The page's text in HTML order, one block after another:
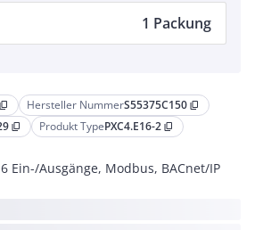
content_copy Hersteller NummerS55375C150 content_copy
content_copy Produkt TypePXC4.E16-2 content_copy
Ein-/Ausgänge, Modbus, BACnet/IP
1 Packung